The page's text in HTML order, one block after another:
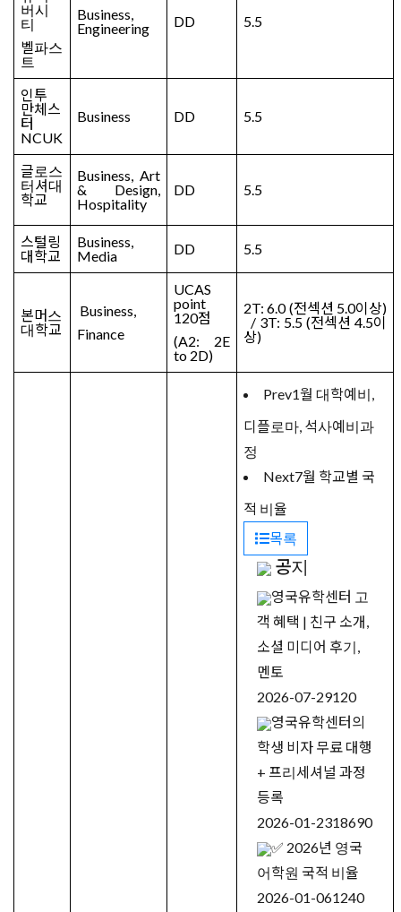
버시
티
벨파스
트
Business,
Engineering
DD 5.5
인투
만체스
터
NCUK
Business DD 5.5
글로스
터셔대
학교
Business, Art
& Design,
Hospitality
DD 5.5
스털링
대학교
Business,
Media
DD 5.5
본머스
대학교
Business,
Finance
UCAS
point
120점
(A2: 2E
to 2D)
2T: 6.0 (전섹션 5.0이상)
/ 3T: 5.5 (전섹션 4.5이
상)
Prev1월 대학예비,
디플로마, 석사예비과
정
Next7월 학교별 국
적 비율
목록
공지
영국유학센터 고
객 혜택 | 친구 소개,
소셜 미디어 후기,
멘토
2026-07-29120
영국유학센터의
학생 비자 무료 대행
+ 프리세셔널 과정
등록
2026-01-2318690
✅ 2026년 영국
어학원 국적 비율
2026-01-061240